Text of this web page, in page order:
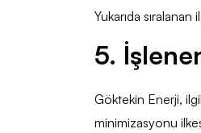
Yukarıda
5.
Göktekin Enerji,
minimizasyonu